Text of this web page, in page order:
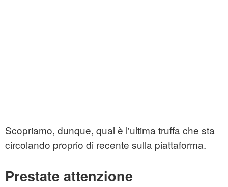
Scopriamo, dunque, qual è l'ultima truffa che sta
circolando proprio di recente sulla piattaforma.
Prestate attenzione